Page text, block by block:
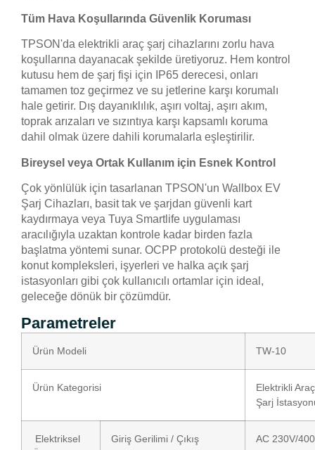
Tüm Hava Koşullarında Güvenlik Koruması
TPSON'da elektrikli araç şarj cihazlarını zorlu hava
koşullarına dayanacak şekilde üretiyoruz. Hem kontrol
kutusu hem de şarj fişi için IP65 derecesi, onları
tamamen toz geçirmez ve su jetlerine karşı korumalı
hale getirir. Dış dayanıklılık, aşırı voltaj, aşırı akım,
toprak arızaları ve sızıntıya karşı kapsamlı koruma
dahil olmak üzere dahili korumalarla eşleştirilir.
Bireysel veya Ortak Kullanım için Esnek Kontrol
Çok yönlülük için tasarlanan TPSON'un Wallbox EV
Şarj Cihazları, basit tak ve şarjdan güvenli kart
kaydırmaya veya Tuya Smartlife uygulaması
aracılığıyla uzaktan kontrole kadar birden fazla
başlatma yöntemi sunar. OCPP protokolü desteği ile
konut kompleksleri, işyerleri ve halka açık şarj
istasyonları gibi çok kullanıcılı ortamlar için ideal,
geleceğe dönük bir çözümdür.
Parametreler
Ürün Modeli TW-10
Ürün Kategorisi
Elektrikli Araç
Şarj
Elektriksel
Giriş Gerilimi / Çıkış
AC 230V/